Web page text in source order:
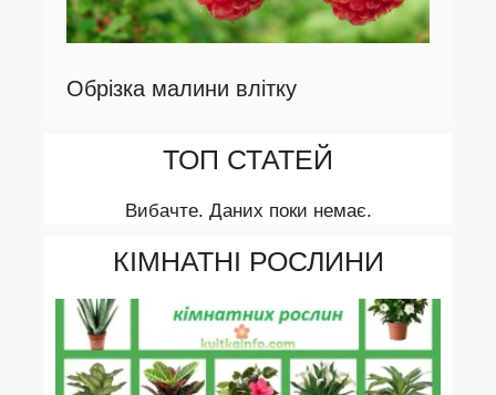
Обрізка малини влітку
ТОП СТАТЕЙ
Вибачте. Даних поки немає.
КІМНАТНІ РОСЛИНИ